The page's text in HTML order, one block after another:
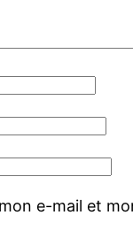
e-mail et